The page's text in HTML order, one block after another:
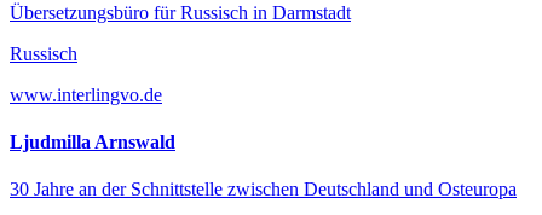
Übersetzungsbüro für Russisch in Darmstadt
Russisch
www.interlingvo.de
Ljudmilla Arnswald
30 Jahre an der Schnittstelle zwischen Deutschland und Osteuropa